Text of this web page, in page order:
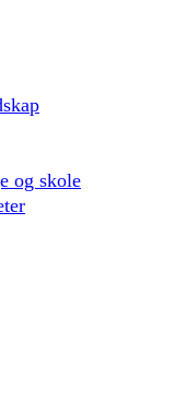
og skole